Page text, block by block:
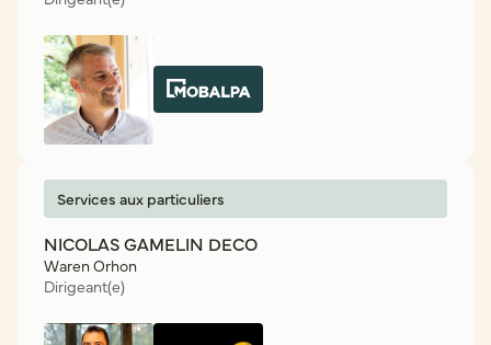
Services aux particuliers
NICOLAS GAMELIN DECO
Waren Orhon
Dirigeant(e)